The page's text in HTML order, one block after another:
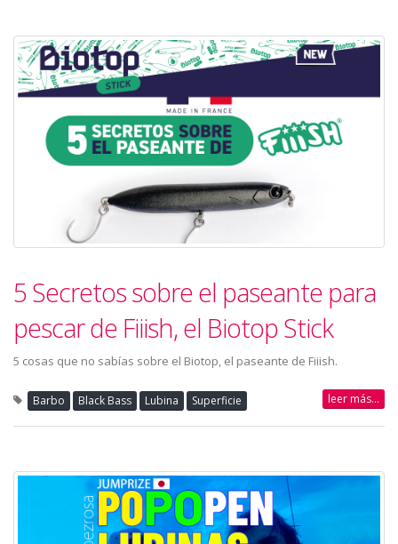
5 Secretos sobre el paseante para
pescar de Fiiish, el Biotop Stick
5 cosas que no sabías sobre el Biotop, el paseante de Fiiish.
Barbo Black Bass Lubina Superficie leer más...